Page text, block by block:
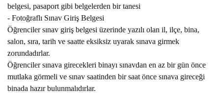
belgesi, pasaport gibi belgelerden bir tanesi
- Fotoğraflı Sınav Giriş Belgesi
Öğrenciler sınav giriş belgesi üzerinde yazılı olan il, ilçe, bina,
salon, sıra, tarih ve saatte eksiksiz uyarak sınava girmek
zorundadırlar.
Öğrenciler sınava girecekleri binayı sınavdan en az bir gün önce
mutlaka görmeli ve sınav saatinden bir saat önce sınava gireceği
binada hazır bulunmalıdırlar.